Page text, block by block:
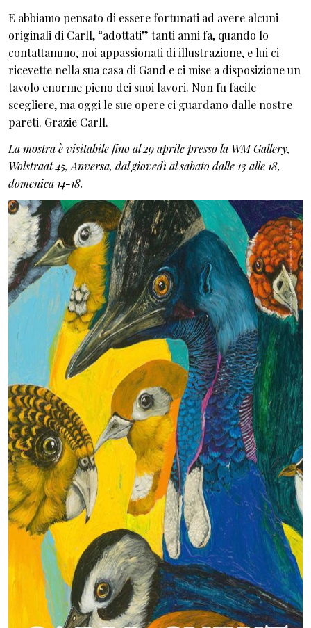
E abbiamo pensato di essere fortunati ad avere alcuni
originali di Carll, “adottati” tanti anni fa, quando lo
contattammo, noi appassionati di illustrazione, e lui ci
ricevette nella sua casa di Gand e ci mise a disposizione un
tavolo enorme pieno dei suoi lavori. Non fu facile
scegliere, ma oggi le sue opere ci guardano dalle nostre
pareti. Grazie Carll.
La mostra è visitabile fino al 29 aprile presso la WM Gallery,
Wolstraat 45, Anversa, dal giovedì al sabato dalle 13 alle 18,
domenica 14-18.